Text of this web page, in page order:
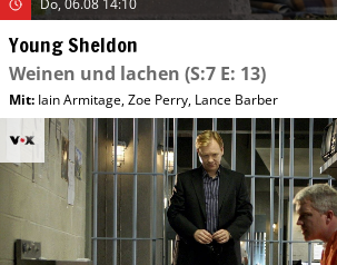
Do, 06.08 14:10
Young Sheldon
Weinen und lachen (S:7 E: 13)
Mit: Iain Armitage,Zoe Perry, Lance Barber